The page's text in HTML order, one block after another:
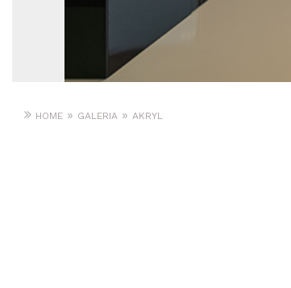
HOME » GALERIA » AKRYL